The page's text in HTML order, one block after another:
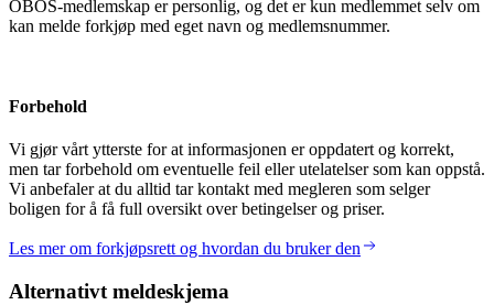
OBOS-medlemskap er personlig, og det er kun medlemmet selv om
kan melde forkjøp med eget navn og medlemsnummer.
Forbehold
Vi gjør vårt ytterste for at informasjonen er oppdatert og korrekt,
men tar forbehold om eventuelle feil eller utelatelser som kan oppstå.
Vi anbefaler at du alltid tar kontakt med megleren som selger
boligen for å få full oversikt over betingelser og priser.
Les mer om forkjøpsrett og hvordan du bruker den
Alternativt meldeskjema